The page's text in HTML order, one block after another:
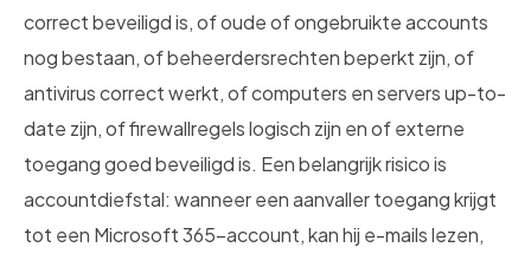
correct beveiligd is, of oude of ongebruikte accounts
nog bestaan, of beheerdersrechten beperkt zijn, of
antivirus correct werkt, of computers en servers up-to-
date zijn, of firewallregels logisch zijn en of externe
toegang goed beveiligd is. Een belangrijk risico is
accountdiefstal: wanneer een aanvaller toegang krijgt
tot een Microsoft 365-account, kan hij e-mails lezen,